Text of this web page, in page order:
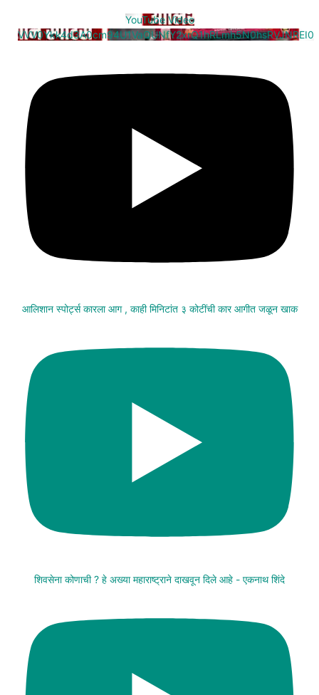
YouTube Video
VVV0Ykk4d3A0cm94U1VaQUNfY2xrQ1hRLmh5N0hsRVJNREI0
आलिशान स्पोर्ट्स कारला आग , काही मिनिटांत ३ कोटींची कार आगीत जळून खाक
शिवसेना कोणाची ? हे अख्या महाराष्ट्राने दाखवून दिले आहे - एकनाथ शिंदे